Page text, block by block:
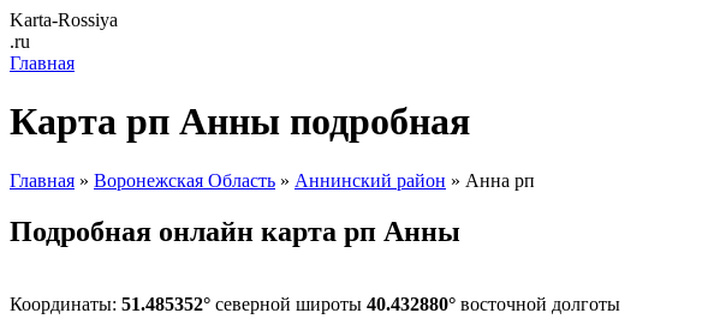
Karta-Rossiya
.ru
Главная
Карта рп Анны подробная
Главная » Воронежская Область » Аннинский район » Анна рп
Подробная онлайн карта рп Анны
Координаты: 51.485352° северной широты 40.432880° восточной долготы